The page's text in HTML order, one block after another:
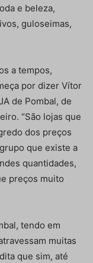
e beleza,
guloseimas,
a tempos,
por dizer Vítor
de Pombal, de
“São lojas que
dos preços
que existe a
quantidades,
preços muito
tendo em
muitas
que sim, até